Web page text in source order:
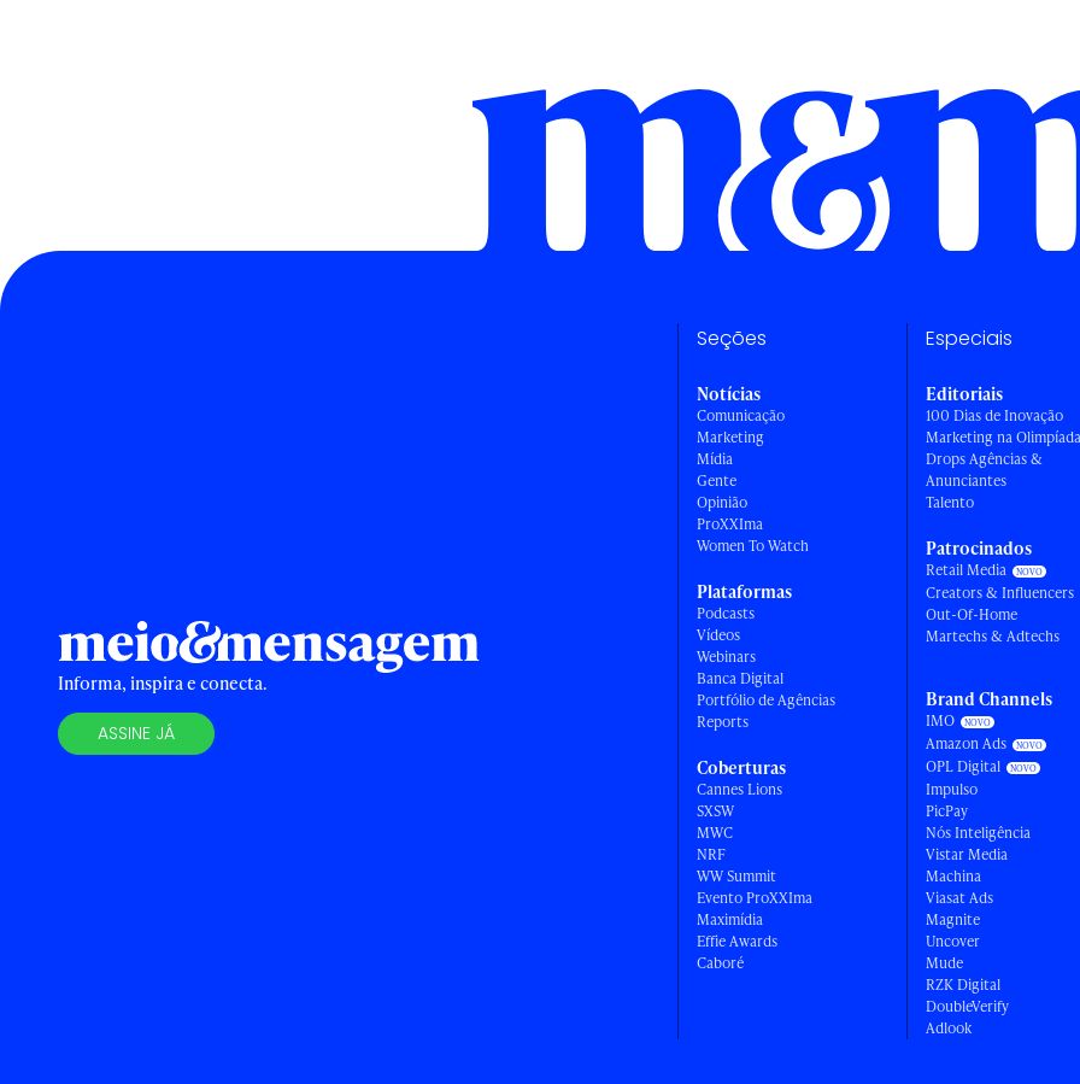
Informa, inspira e conecta.
ASSINE JÁ
Seções
Notícias
Comunicação
Marketing
Mídia
Gente
Opinião
ProXXIma
Women To Watch
Plataformas
Podcasts
Vídeos
Webinars
Banca Digital
Portfólio de Agências
Reports
Coberturas
Cannes Lions
SXSW
MWC
NRF
WW Summit
Evento ProXXIma
Maximídia
Effie Awards
Caboré
Especiais
Editoriais
100 Dias de Inovação
Marketing na Olimpíada
Drops Agências &
Anunciantes
Talento
Patrocinados
Retail Media
Creators & Influencers
Out-Of-Home
Martechs & Adtechs
Brand Channels
IMO
Amazon Ads
OPL Digital
Impulso
PicPay
Nós Inteligência
Vistar Media
Machina
Viasat Ads
Magnite
Uncover
Mude
RZK Digital
DoubleVerify
Adlook